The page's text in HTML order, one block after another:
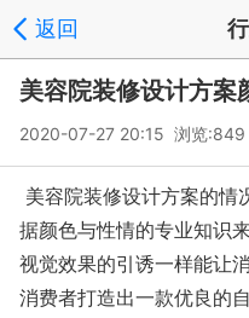
返回
美容院装修设计方案
2020-07-27 20:15 浏览:849
美容院装修设计方案的情
据颜色与性情的专业知识
视觉效果的引诱一样能让
消费者打造出一款优良的